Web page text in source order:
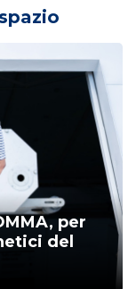
per
del